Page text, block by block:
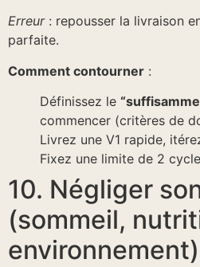
Erreur: repousser la livraison
parfaite.
Comment contourner :
Définissez le
commencer (critères de
Livrez une V1 rapide,
Fixez une limite de 2
10. Négliger
(sommeil,
environnement)